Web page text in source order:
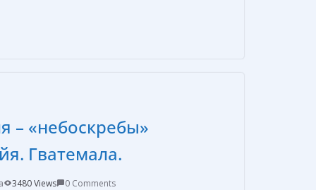
ь
– «небоскребы»
Гватемала.
3480 Views
0 Comments